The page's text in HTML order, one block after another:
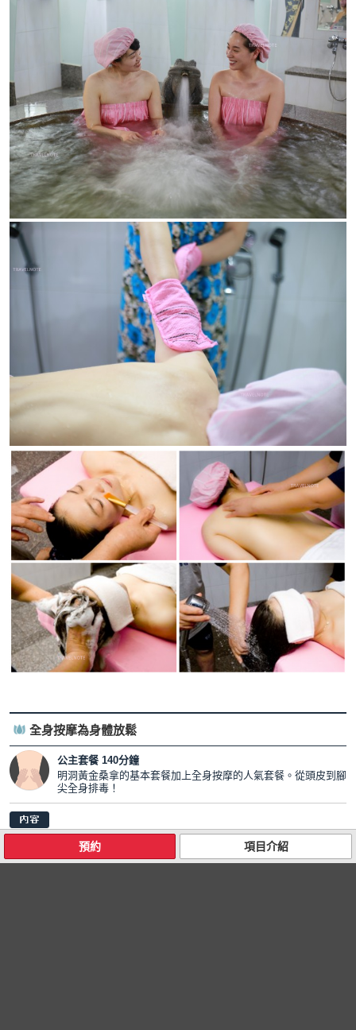
預約 項目介紹
全身按摩為身體放鬆
公主套餐 140分鐘
明洞黃金桑拿的基本套餐加上全身按摩的人氣套餐。從頭皮到腳
尖全身排毒！
基本套餐①卸妝②淋浴③黃金浴④黃土桑拿⑤搓澡⑥臉上的海草面膜⑦全
身保濕⑧洗發水